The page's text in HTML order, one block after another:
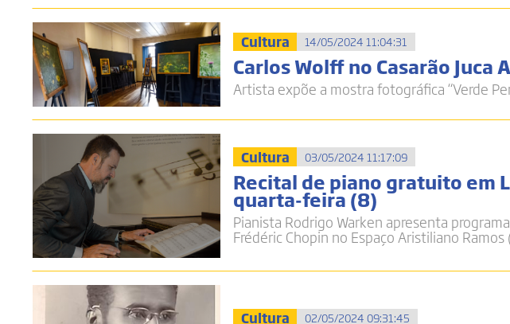
Cultura 14/05/2024 11:04:31
Carlos Wolff no Casarão Juca
Artista expõe a mostra fotográfica “Verde
Cultura 03/05/2024 11:17:09
Recital de piano gratuito em
quarta-feira (8)
Pianista Rodrigo Warken apresenta
Frédéric Chopin no Espaço Aristiliano Ramos
Cultura 02/05/2024 09:31:45